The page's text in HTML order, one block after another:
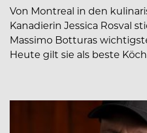
Von Montreal in den
Kanadierin Jessica Rosval
Massimo Botturas
Heute gilt sie als beste